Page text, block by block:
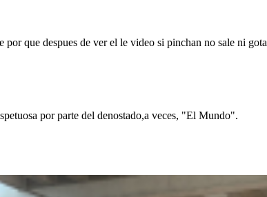
por que despues de ver el le video si pinchan no sale ni gota
por parte del denostado,a veces, "El Mundo".